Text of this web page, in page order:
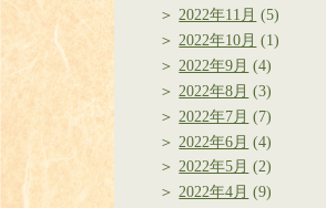
2022年11月 (5)
2022年10月 (1)
2022年9月 (4)
2022年8月 (3)
2022年7月 (7)
2022年6月 (4)
2022年5月 (2)
2022年4月 (9)